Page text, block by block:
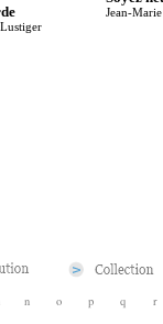
Jean-
n o p q r